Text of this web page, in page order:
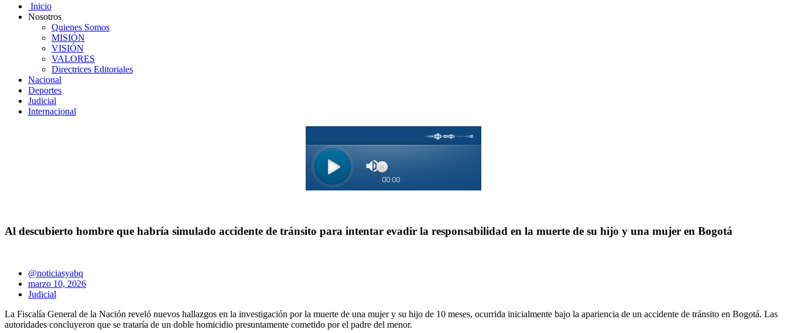
Inicio
Nosotros
Quienes Somos
MISIÓN
VISIÓN
VALORES
Directrices Editoriales
Nacional
Deportes
Judicial
Internacional
Al descubierto hombre que habría simulado accidente de tránsito para intentar evadir la responsabilidad en la muerte de su hijo y una mujer en Bogotá
@noticiasyabq
marzo 10, 2026
Judicial
La Fiscalía General de la Nación reveló nuevos hallazgos en la investigación por la muerte de una mujer y su hijo de 10 meses, ocurrida inicialmente bajo la apariencia de un accidente de tránsito en Bogotá. Las
autoridades concluyeron que se trataría de un doble homicidio presuntamente cometido por el padre del menor.